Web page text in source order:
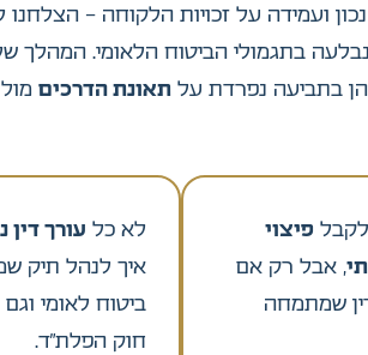
נכון ועמידה על זכויות הלקוחה –
בתגמולי הביטוח הלאומי. המהלך
תאונת הדרכים מול
פיצוי
, אבל רק אם
שמתמחה
לא כל עורך דין
איך לנהל תיק
ביטוח לאומי
חוק הפלת”ד.